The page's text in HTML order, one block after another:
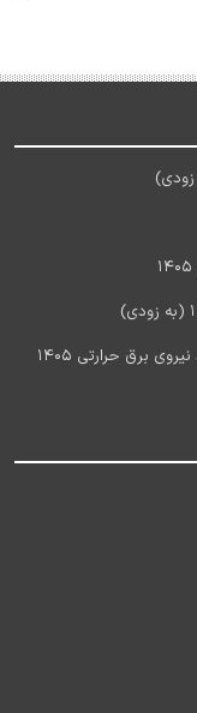
آخرین اخبار استخدام شرکت مادر تخصصی تولید نیروی برق حرارتی 1405